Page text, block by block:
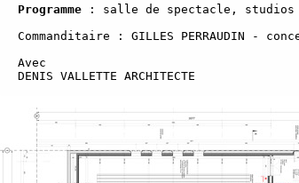
Programme : salle de spectacle, studios
Commanditaire : GILLES PERRAUDIN -
Avec
DENIS VALLETTE ARCHITECTE